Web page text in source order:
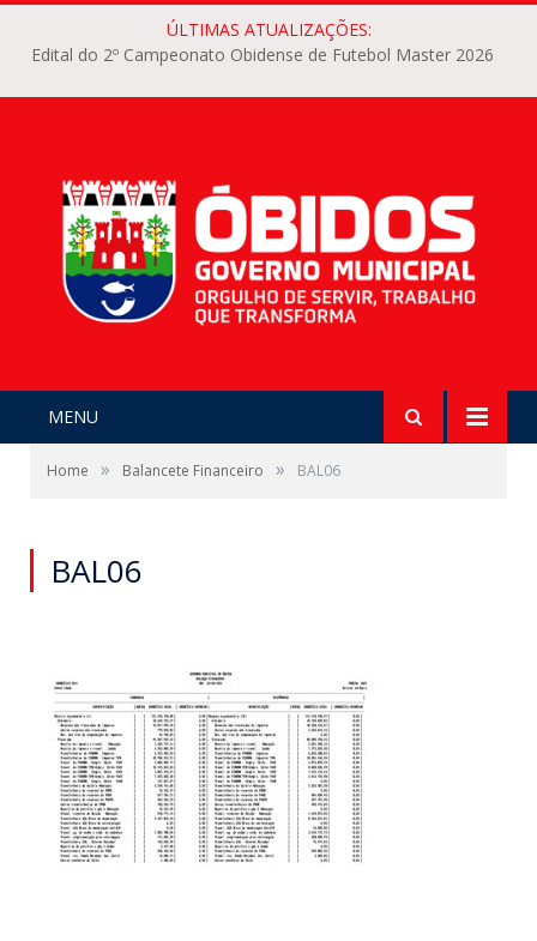
ÚLTIMAS ATUALIZAÇÕES:
Edital do 2º Campeonato Obidense de Futebol Master 2026
MENU
Home » Balancete Financeiro » BAL06
BAL06